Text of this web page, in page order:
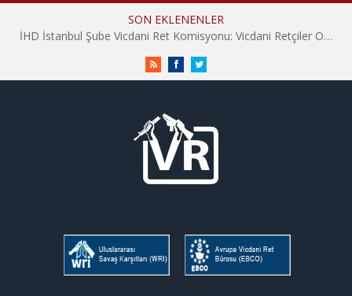
SON EKLENENLER
İHD İstanbul Şube Vicdani Ret Komisyonu: Vicdani Retçiler Olarak Destek İçin Buradayız!
RSS FacebookTwitter